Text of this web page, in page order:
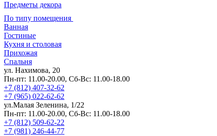
Предметы декора
По типу помещения
Ванная
Гостиные
Кухня и столовая
Прихожая
Спальня
ул. Нахимова, 20
Пн-пт: 11.00-20.00, Сб-Вс: 11.00-18.00
+7 (812) 407-32-62
+7 (965) 022-62-62
ул.Малая Зеленина, 1/22
Пн-пт: 11.00-20.00, Сб-Вс: 11.00-18.00
+7 (812) 509-62-22
+7 (981) 246-44-77